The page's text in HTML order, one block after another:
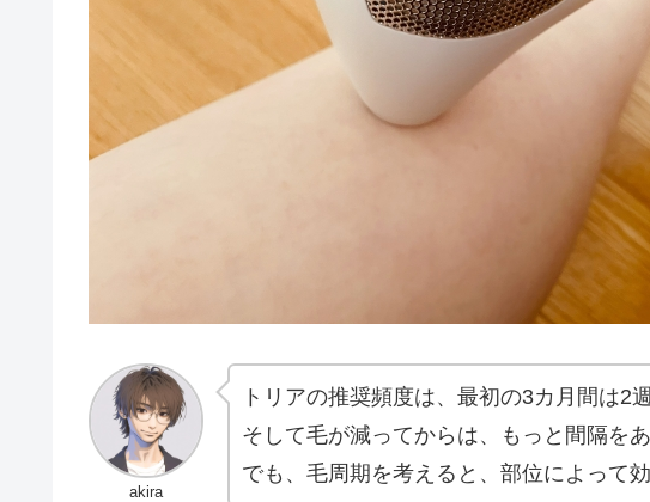
akira
トリアの推奨頻度は、最初の3カ月間は2
そして毛が減ってからは、もっと間隔をあ
でも、毛周期を考えると、部位によって